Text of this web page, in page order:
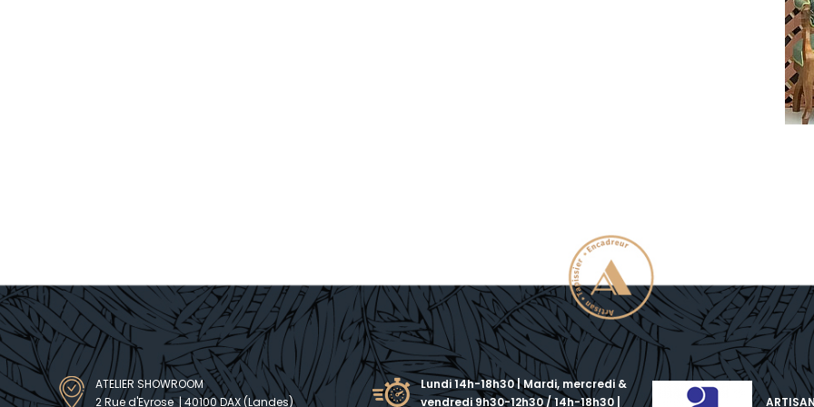
ATELIER SHOWROOM
2 Rue d'Eyrose | 40100 DAX (Landes)
Lundi 14h-18h30 | Mardi, mercredi &
vendredi 9h30-12h30 / 14h-18h30 |